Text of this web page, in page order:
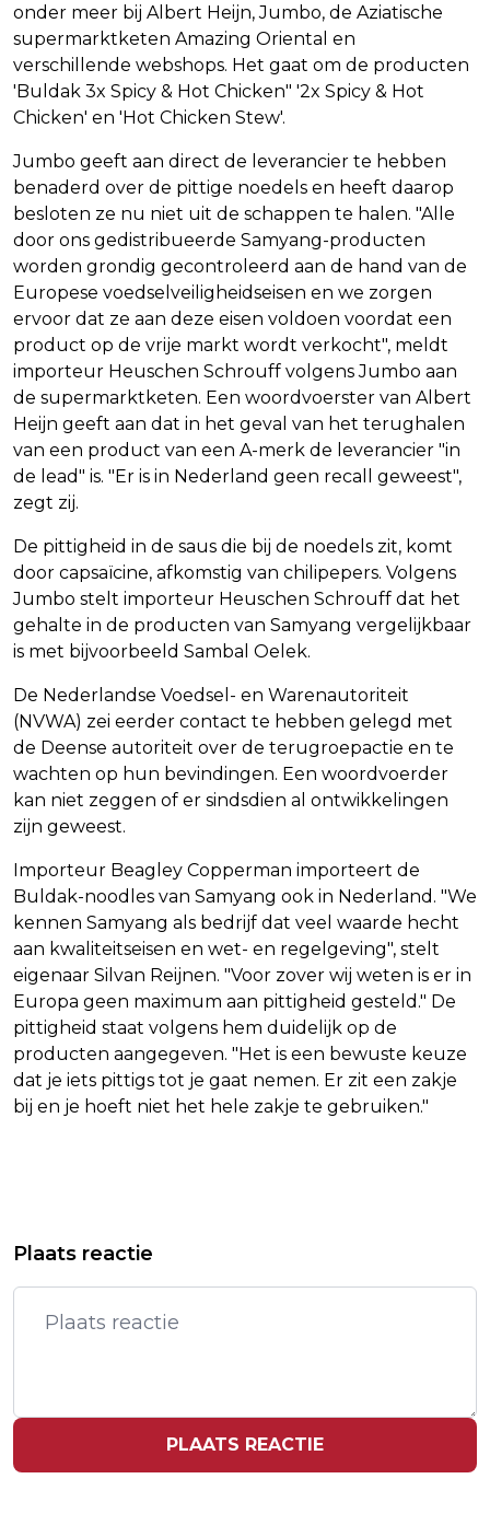
onder meer bij Albert Heijn, Jumbo, de Aziatische
supermarktketen Amazing Oriental en
verschillende webshops. Het gaat om de producten
'Buldak 3x Spicy & Hot Chicken" '2x Spicy & Hot
Chicken' en 'Hot Chicken Stew'.
Jumbo geeft aan direct de leverancier te hebben
benaderd over de pittige noedels en heeft daarop
besloten ze nu niet uit de schappen te halen. "Alle
door ons gedistribueerde Samyang-producten
worden grondig gecontroleerd aan de hand van de
Europese voedselveiligheidseisen en we zorgen
ervoor dat ze aan deze eisen voldoen voordat een
product op de vrije markt wordt verkocht", meldt
importeur Heuschen Schrouff volgens Jumbo aan
de supermarktketen. Een woordvoerster van Albert
Heijn geeft aan dat in het geval van het terughalen
van een product van een A-merk de leverancier "in
de lead" is. "Er is in Nederland geen recall geweest",
zegt zij.
De pittigheid in de saus die bij de noedels zit, komt
door capsaïcine, afkomstig van chilipepers. Volgens
Jumbo stelt importeur Heuschen Schrouff dat het
gehalte in de producten van Samyang vergelijkbaar
is met bijvoorbeeld Sambal Oelek.
De Nederlandse Voedsel- en Warenautoriteit
(NVWA) zei eerder contact te hebben gelegd met
de Deense autoriteit over de terugroepactie en te
wachten op hun bevindingen. Een woordvoerder
kan niet zeggen of er sindsdien al ontwikkelingen
zijn geweest.
Importeur Beagley Copperman importeert de
Buldak-noodles van Samyang ook in Nederland. "We
kennen Samyang als bedrijf dat veel waarde hecht
aan kwaliteitseisen en wet- en regelgeving", stelt
eigenaar Silvan Reijnen. "Voor zover wij weten is er in
Europa geen maximum aan pittigheid gesteld." De
pittigheid staat volgens hem duidelijk op de
producten aangegeven. "Het is een bewuste keuze
dat je iets pittigs tot je gaat nemen. Er zit een zakje
bij en je hoeft niet het hele zakje te gebruiken."
FRIESE RAERD, NL-ALERT OM ROOK
SUBSIDIE MAAKT 250 PROJECTEN
OVER SLAVERNIJVERLEDEN
MOGELIJK
Plaats reactie
PLAATS REACTIE